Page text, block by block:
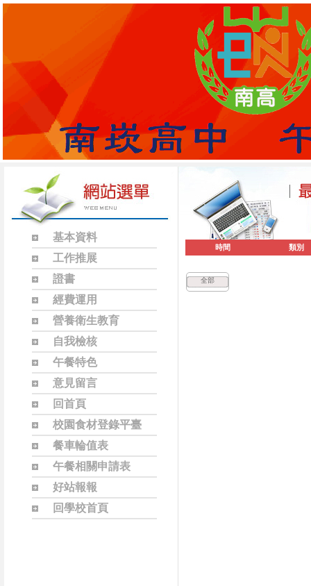
基本資料
工作推展
證書
經費運用
營養衛生教育
自我檢核
午餐特色
意見留言
回首頁
校園食材登錄平臺
餐車輪值表
午餐相關申請表
好站報報
回學校首頁
時間 類別
全部